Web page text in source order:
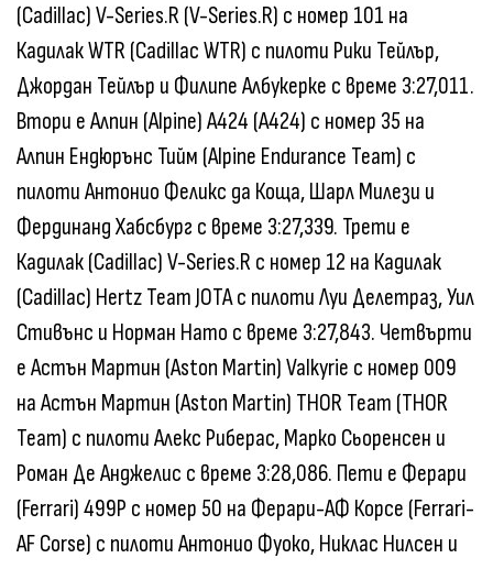
(Cadillac) V-Series.R (V-Series.R) с номер 101 на
Кадилак WTR (Cadillac WTR) с пилоти Рики Тейлър,
Джордан Тейлър и Филипе Албукерке с време 3:27,011.
Втори е Алпин (Alpine) А424 (A424) с номер 35 на
Алпин Ендюрънс Тийм (Alpine Endurance Team) с
пилоти Антонио Феликс да Коща, Шарл Милези и
Фердинанд Хабсбург с време 3:27,339. Трети е
Кадилак (Cadillac) V-Series.R с номер 12 на Кадилак
(Cadillac) Hertz Team JOTA с пилоти Луи Делетраз, Уил
Стивънс и Норман Нато с време 3:27,843. Четвърти
е Астън Мартин (Aston Martin) Valkyrie с номер 009
на Астън Мартин (Aston Martin) THOR Team (THOR
Team) с пилоти Алекс Риберас, Марко Сьоренсен и
Роман Де Анджелис с време 3:28,086. Пети е Ферари
(Ferrari) 499P с номер 50 на Ферари-АФ Корсе (Ferrari-
AF Corse) с пилоти Антонио Фуоко, Никлас Нилсен и